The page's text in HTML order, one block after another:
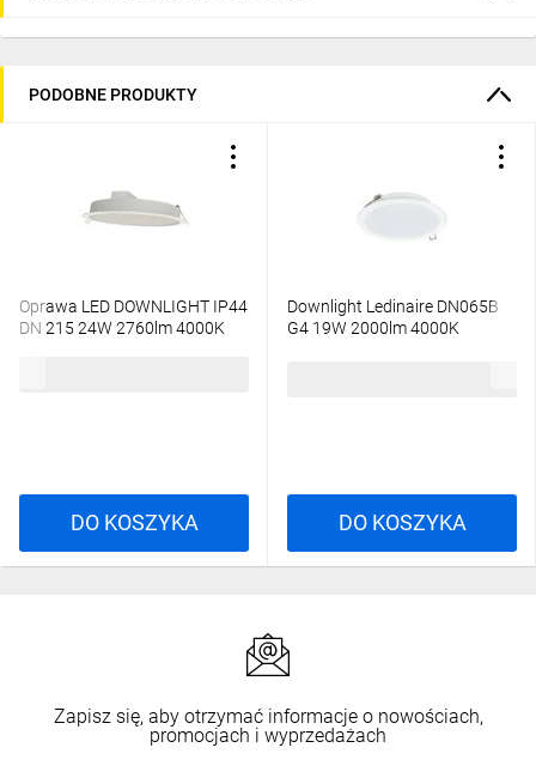
PODOBNE PRODUKTY
Oprawa LED DOWNLIGHT IP44
DN 215 24W 2760lm 4000K
DO KOSZYKA
Downlight Ledinaire DN065B
G4 19W 2000lm 4000K
DO KOSZYKA
Zapisz się, aby otrzymać informacje o nowościach,
promocjach i wyprzedażach